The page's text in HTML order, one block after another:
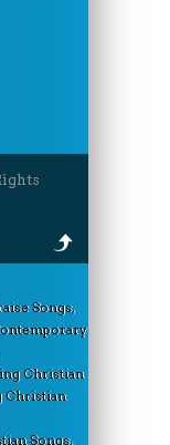
Songs,
Christian
Christian
Songs,